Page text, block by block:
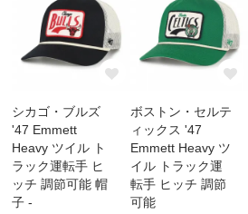
シカゴ・ブルズ
'47 Emmett
Heavy ツイル ト
ラック運転手 ヒ
ッチ 調節可能 帽
子 -
ボストン・セルテ
ィックス '47
Emmett Heavy ツ
イル トラック運
転手 ヒッチ 調節
可能